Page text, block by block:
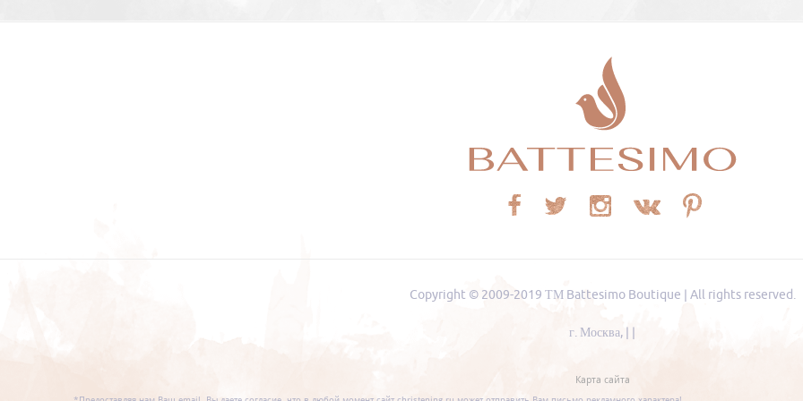
Copyright © 2009-2019 ТМ Battesimo Boutique All rights reserved.
г. Москва,
Карта сайта